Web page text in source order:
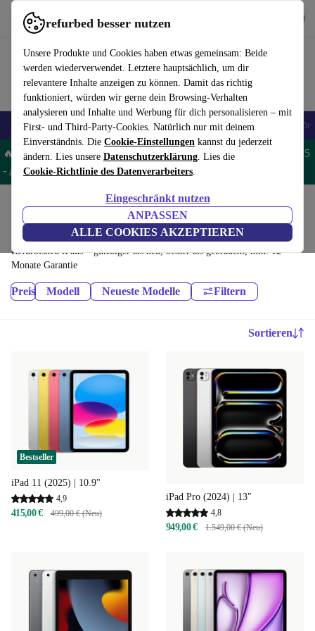
refurbed besser nutzen
Unsere Produkte und Cookies haben etwas gemeinsam: Beide
werden wiederverwendet. Letztere hauptsächlich, um dir
relevantere Inhalte anzeigen zu können. Damit das richtig
funktioniert, würden wir gerne dein Browsing-Verhalten
analysieren und Inhalte und Werbung für dich personalisieren – mit
First- und Third-Party-Cookies. Natürlich nur mit deinem
Einverständnis. Die Cookie-Einstellungen kannst du jederzeit
ändern. Lies unsere Datenschutzerklärung. Lies die
Cookie-Richtlinie des Datenverarbeiters.
Eingeschränkt nutzen
ANPASSEN
ALLE COOKIES AKZEPTIEREN
refurbed schnell und einfach nutzen
🎒 Back to school Handys Laptops Tablets Smartwatches Zubehör
🔥 Spare 5% EXTRA auf MacBooks und iPads – Code: MACPAD5
- AGB
Tablets
iPads:
Refurbished iPads – günstiger als neu, besser als gebraucht, min. 12
Monate Garantie
Preis Modell Neueste Modelle Filtern
Sortieren
Bestseller
iPad 11 (2025) | 10.9"
4,9
415,00 € 499,00 € (Neu)
iPad Pro (2024) | 13"
4,8
949,00 € 1.549,00 € (Neu)